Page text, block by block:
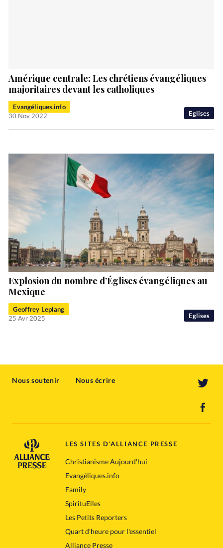
Eglises
Amérique centrale: Les chrétiens évangéliques
majoritaires devant les catholiques
Evangéliques.info
30 Nov 2022
Eglises
Explosion du nombre d’Églises évangéliques au
Mexique
Geoffrey Leplang
25 Avr 2025
Nous soutenir Nous écrire
LES SITES D'ALLIANCE PRESSE
Christianisme Aujourd'hui
Evangéliques.info
Family
SpirituElles
Les Petits Reporters
Quart d'heure pour l'essentiel
Alliance Presse